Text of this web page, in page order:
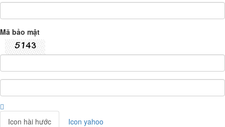
Mã bảo mật
Icon hài hước Icon yahoo